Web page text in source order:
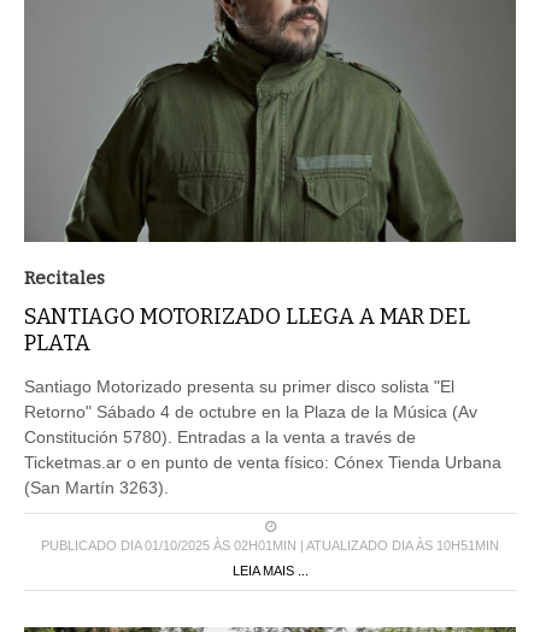
Recitales
SANTIAGO MOTORIZADO LLEGA A MAR DEL
PLATA
Santiago Motorizado presenta su primer disco solista "El
Retorno" Sábado 4 de octubre en la Plaza de la Música (Av
Constitución 5780). Entradas a la venta a través de
Ticketmas.ar o en punto de venta físico: Cónex Tienda Urbana
(San Martín 3263).
PUBLICADO DIA 01/10/2025 ÀS 02H01MIN | ATUALIZADO DIA ÀS 10H51MIN
LEIA MAIS ...